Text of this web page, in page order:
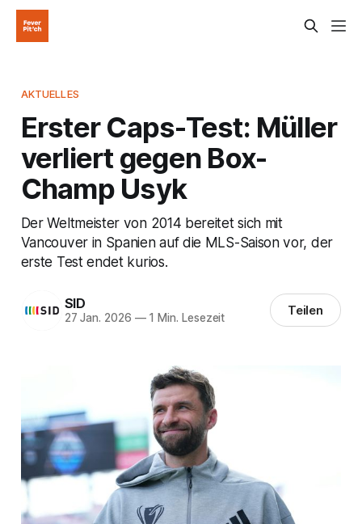
AKTUELLES
Erster Caps-Test: Müller
verliert gegen Box-
Champ Usyk
Der Weltmeister von 2014 bereitet sich mit
Vancouver in Spanien auf die MLS-Saison vor, der
erste Test endet kurios.
SID
27 Jan. 2026 —1 Min. Lesezeit Teilen